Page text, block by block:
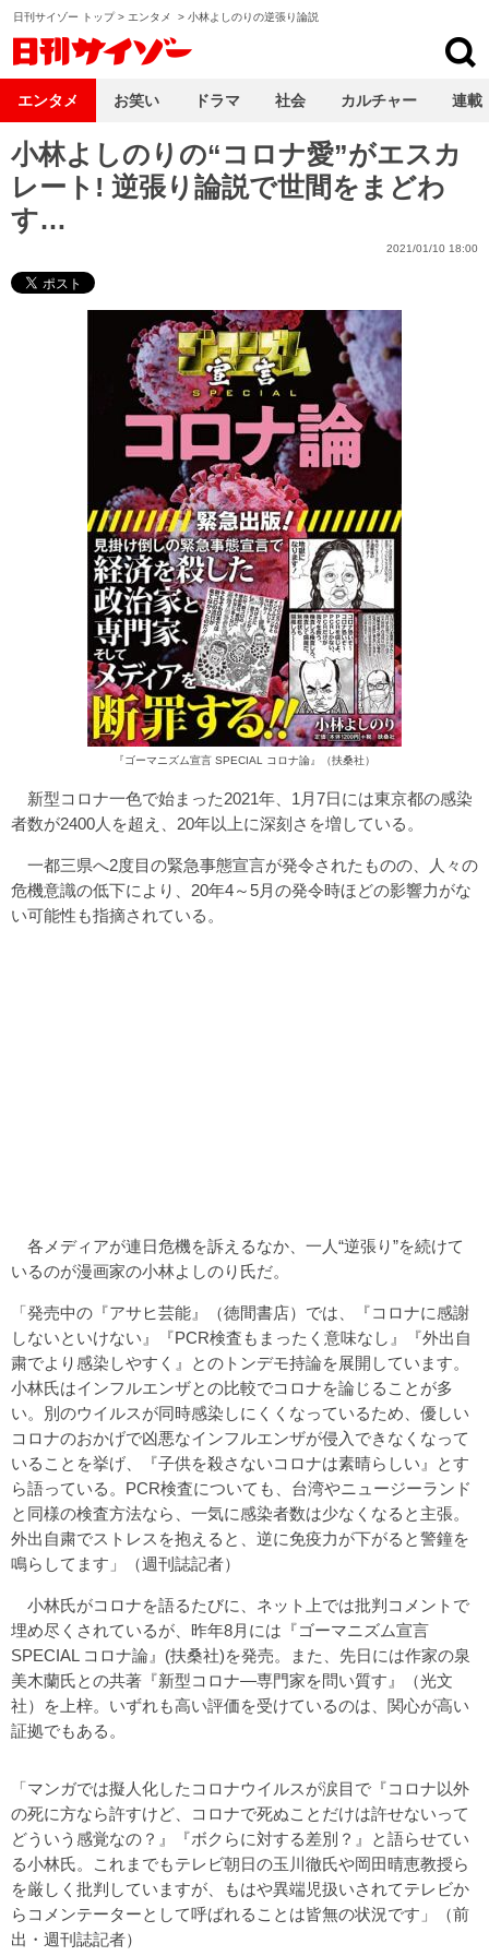
日刊サイゾー トップ> エンタメ > 小林よしのりの逆張り論説
小林よしのりの“コロナ愛”がエスカ
レート! 逆張り論説で世間をまどわ
す…
2021/01/10 18:00
『ゴーマニズム宣言 SPECIAL コロナ論』（扶桑社）
新型コロナ一色で始まった2021年、1月7日には東京都の感染
者数が2400人を超え、20年以上に深刻さを増している。
一都三県へ2度目の緊急事態宣言が発令されたものの、人々の
危機意識の低下により、20年4～5月の発令時ほどの影響力がな
い可能性も指摘されている。
各メディアが連日危機を訴えるなか、一人“逆張り”を続けて
いるのが漫画家の小林よしのり氏だ。
「発売中の『アサヒ芸能』（徳間書店）では、『コロナに感謝
しないといけない』『PCR検査もまったく意味なし』『外出自
粛でより感染しやすく』とのトンデモ持論を展開しています。
小林氏はインフルエンザとの比較でコロナを論じることが多
い。別のウイルスが同時感染しにくくなっているため、優しい
コロナのおかげで凶悪なインフルエンザが侵入できなくなって
いることを挙げ、『子供を殺さないコロナは素晴らしい』とす
ら語っている。PCR検査についても、台湾やニュージーランド
と同様の検査方法なら、一気に感染者数は少なくなると主張。
外出自粛でストレスを抱えると、逆に免疫力が下がると警鐘を
鳴らしてます」（週刊誌記者）
小林氏がコロナを語るたびに、ネット上では批判コメントで
埋め尽くされているが、昨年8月には『ゴーマニズム宣言
SPECIAL コロナ論』(扶桑社)を発売。また、先日には作家の泉
美木蘭氏との共著『新型コロナ―専門家を問い質す』（光文
社）を上梓。いずれも高い評価を受けているのは、関心が高い
証拠でもある。
「マンガでは擬人化したコロナウイルスが涙目で『コロナ以外
の死に方なら許すけど、コロナで死ぬことだけは許せないって
どういう感覚なの？』『ボクらに対する差別？』と語らせてい
る小林氏。これまでもテレビ朝日の玉川徹氏や岡田晴恵教授ら
を厳しく批判していますが、もはや異端児扱いされてテレビか
らコメンテーターとして呼ばれることは皆無の状況です」（前
出・週刊誌記者）
エンタメ お笑い ドラマ 社会 カルチャー 連載